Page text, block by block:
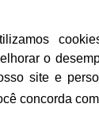
o
site e
concorda
o
site e
concorda
um.
amada pode
com
e batom
não se